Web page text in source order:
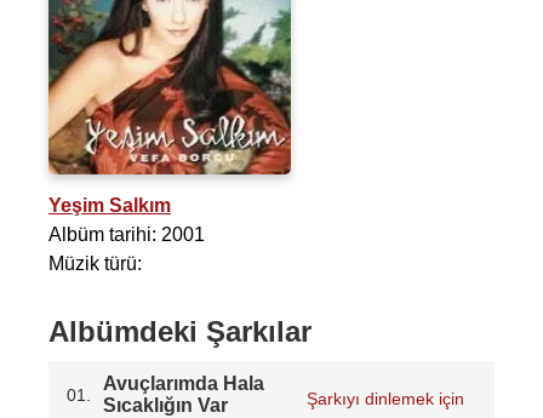
Yeşim Salkım
Albüm tarihi: 2001
Müzik türü:
Albümdeki Şarkılar
01.
Avuçlarımda Hala
Sıcaklığın Var
Şarkıyı dinlemek için